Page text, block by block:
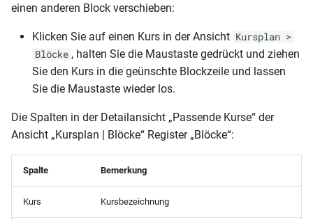
einen anderen Block verschieben:
Klicken Sie auf einen Kurs in der Ansicht Kursplan >
Blöcke , halten Sie die Maustaste gedrückt und ziehen
Sie den Kurs in die geünschte Blockzeile und lassen
Sie die Maustaste wieder los.
Die Spalten in der Detailansicht „Passende Kurse“ der
Ansicht „Kursplan | Blöcke“ Register „Blöcke“:
Spalte Bemerkung
Kurs Kursbezeichnung